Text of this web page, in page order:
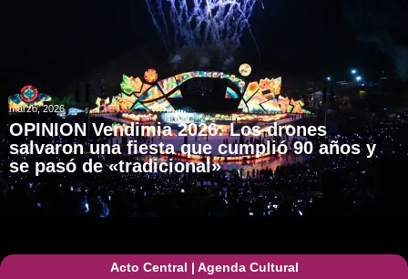
marzo, 2026
OPINION Vendimia 2026: Los drones
salvaron una fiesta que cumplió 90 años y
se pasó de «tradicional»
Acto Central | Agenda Cultural